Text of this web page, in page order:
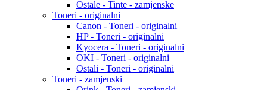
Ostale - Tinte - zamjenske
Toneri - originalni
Canon - Toneri - originalni
HP - Toneri - originalni
Kyocera - Toneri - originalni
OKI - Toneri - originalni
Ostali - Toneri - originalni
Toneri - zamjenski